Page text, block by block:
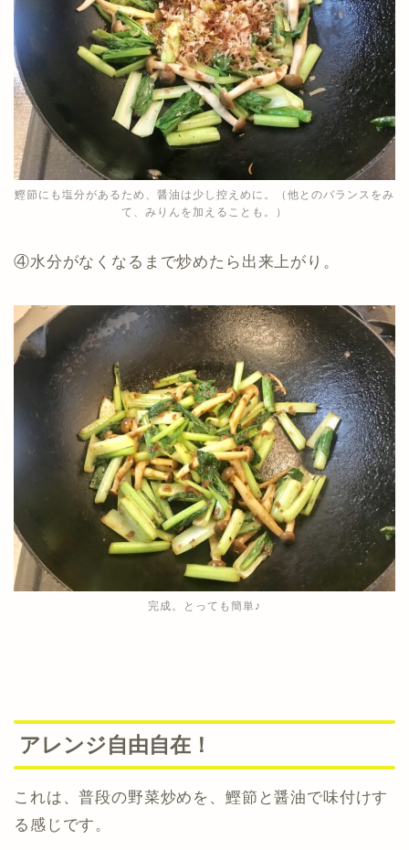
鰹節にも塩分があるため、醤油は少し控えめに。（他とのバランスをみ
て、みりんを加えることも。）
④水分がなくなるまで炒めたら出来上がり。
完成。とっても簡単♪
アレンジ自由自在！
これは、普段の野菜炒めを、鰹節と醤油で味付けす
る感じです。